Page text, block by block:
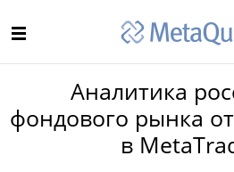
Аналитика
фондового рынка
в